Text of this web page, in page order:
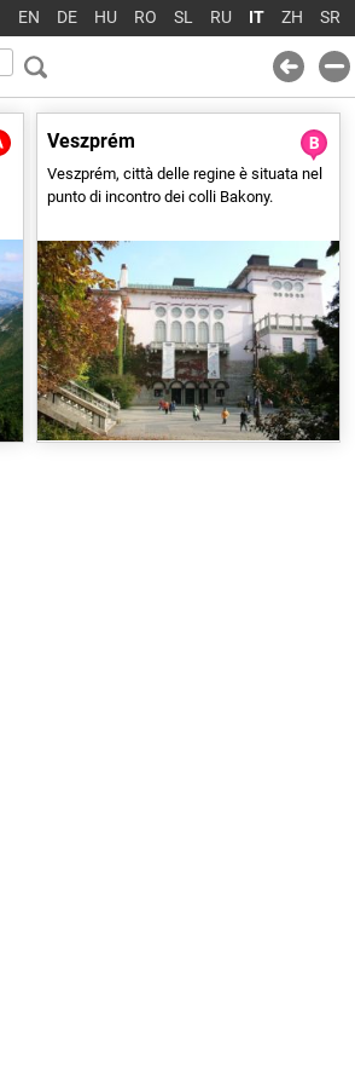
EN DE HU RO SL RU IT ZH SR
Veszprém
Veszprém, città delle regine è situata nel
punto di incontro dei colli Bakony.